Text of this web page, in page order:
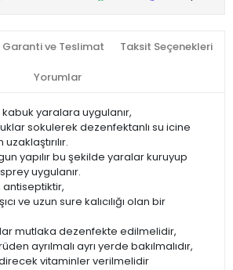
Garanti ve Teslimat Taksit Seçenekleri
Yorumlar
yaralara uygulanır,
sokulerek dezenfektanlı su icine
yapılır bu şekilde yaralar kuruyup
uygulanır.
ve uzun sure kalıcılığı olan bir
mutlaka dezenfekte edilmelidir,
ayrılmalı ayrı yerde bakılmalıdır,
vitaminler verilmelidir